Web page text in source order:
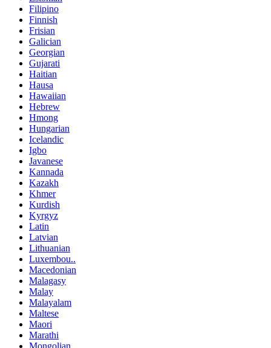
Filipino
Finnish
Frisian
Galician
Georgian
Gujarati
Haitian
Hausa
Hawaiian
Hebrew
Hmong
Hungarian
Icelandic
Igbo
Javanese
Kannada
Kazakh
Khmer
Kurdish
Kyrgyz
Latin
Latvian
Lithuanian
Luxembou..
Macedonian
Malagasy
Malay
Malayalam
Maltese
Maori
Marathi
Mongolian